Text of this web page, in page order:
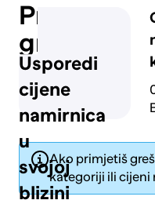
Usporedi
cijene
namirnica
u
svojoj
blizini
Prijavi
grešku
Ako primjetiš
kategoriji ili cijeni